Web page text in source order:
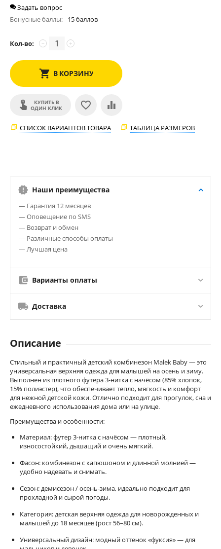
Задать вопрос
Бонусные баллы:
15 баллов
Кол-во: +
−
В КОРЗИНУ
КУПИТЬ В
ОДИН КЛИК
СПИСОК ВАРИАНТОВ ТОВАРА ТАБЛИЦА РАЗМЕРОВ
Наши преимущества
— Гарантия 12 месяцев
— Оповещение по SMS
— Возврат и обмен
— Различные способы оплаты
— Лучшая цена
Варианты оплаты
Доставка
Описание
Стильный и практичный детский комбинезон Malek Baby — это
универсальная верхняя одежда для малышей на осень и зиму.
Выполнен из плотного футера 3-нитка с начёсом (85% хлопок,
15% полиэстер), что обеспечивает тепло, мягкость и комфорт
для нежной детской кожи. Отлично подходит для прогулок, сна и
ежедневного использования дома или на улице.
Преимущества и особенности:
Материал: футер 3-нитка с начёсом — плотный,
износостойкий, дышащий и очень мягкий.
Фасон: комбинезон с капюшоном и длинной молнией —
удобно надевать и снимать.
Сезон: демисезон / осень-зима, идеально подходит для
прохладной и сырой погоды.
Категория: детская верхняя одежда для новорожденных и
малышей до 18 месяцев (рост 56–80 см).
Универсальный дизайн: модный оттенок «фуксия» — для